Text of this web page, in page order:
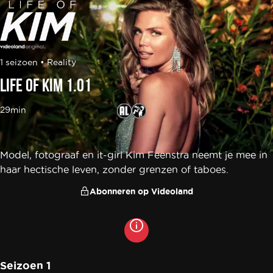
page
1 seizoen • Reality
Life of Kim 1.01
29min
Model, fotograaf en it-girl Kim Feenstra neemt je mee in
haar hectische leven, zonder grenzen of taboes.
Abonneren op Videoland
Meer
info
Seizoen 1